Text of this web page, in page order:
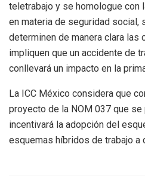
teletrabajo y se homologue
en materia de seguridad social,
determinen de manera clara las
impliquen que un accidente de
conllevará un impacto en la
La ICC México considera que
proyecto de la NOM 037 que se
incentivará la adopción del
esquemas híbridos de trabajo a